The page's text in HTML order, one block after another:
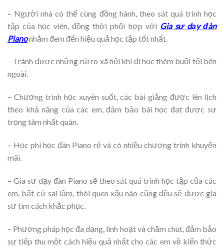
– Người nhà có thể cùng đồng hành, theo sát quá trình học
tập của học viên, đồng thời phối hợp với Gia sư dạy đàn
Pianonhằm đem đến hiệu quả học tập tốt nhất.
– Tránh được những rủi ro xã hội khi đi học thêm buổi tối bên
ngoài.
– Chương trình học xuyên suốt, các bài giảng được lên lịch
theo khả năng của các em, đảm bảo bài học đạt được sự
trọng tâm nhất quán.
– Học phí học đàn Piano rẻ và có nhiều chương trình khuyến
mãi.
– Gia sư dạy đàn Piano sẽ theo sát quá trình học tập của các
em, bất cứ sai lầm, thói quen xấu nào cũng đều sẽ được gia
sư tìm cách khắc phục.
– Phương pháp học đa dạng, linh hoạt và chăm chút, đảm bảo
sự tiếp thu một cách hiệu quả nhất cho các em về kiến thức